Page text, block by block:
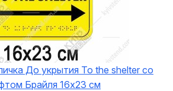
До укрытия To the shelter со
Брайля 16х23 см